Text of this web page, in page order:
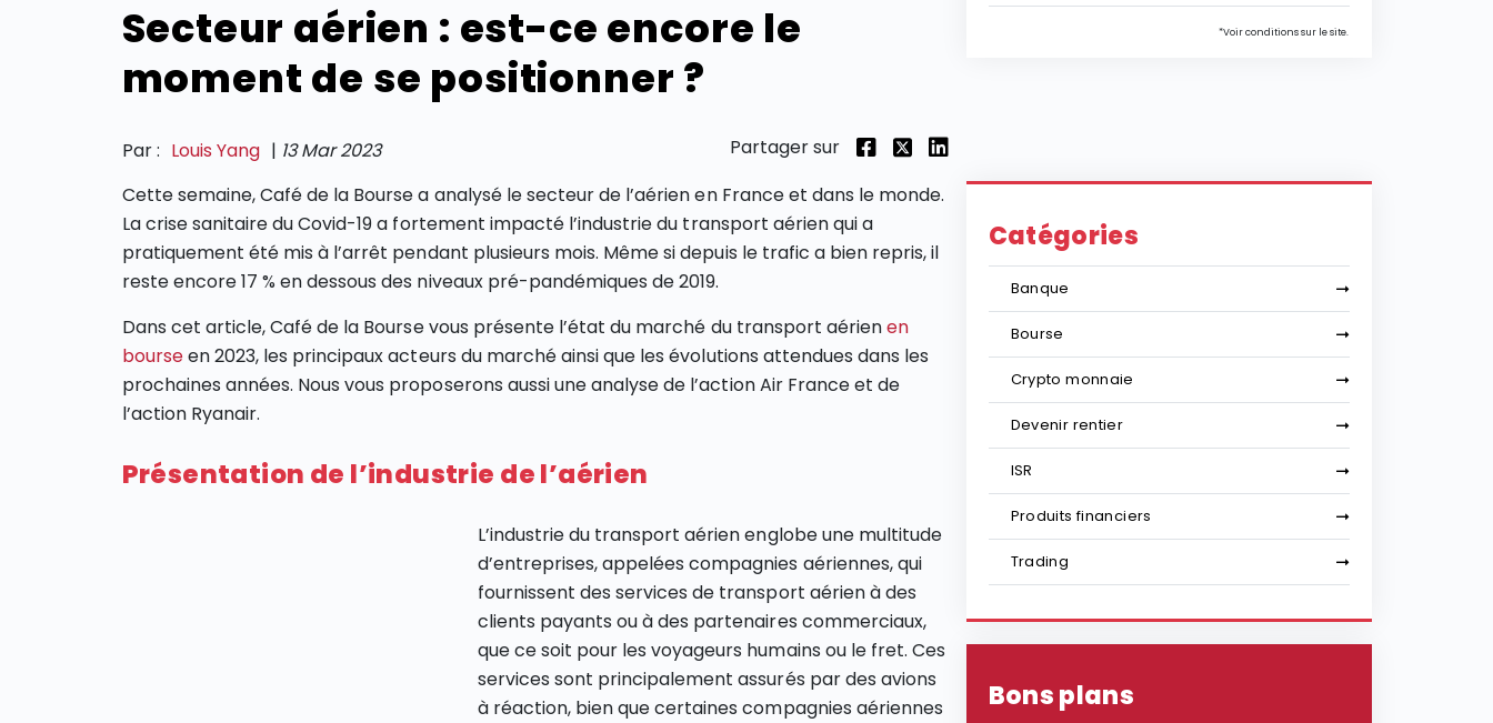
Secteur aérien : est-ce encore le
moment de se positionner ?
Par : Louis Yang | 13 Mar 2023 Partager sur
*Voir conditions sur le site.
Cette semaine, Café de la Bourse a analysé le secteur de l’aérien en France et dans le monde.
La crise sanitaire du Covid-19 a fortement impacté l’industrie du transport aérien qui a
pratiquement été mis à l’arrêt pendant plusieurs mois. Même si depuis le trafic a bien repris, il
reste encore 17 % en dessous des niveaux pré-pandémiques de 2019.
Dans cet article, Café de la Bourse vous présente l’état du marché du transport aérienen
bourseen 2023, les principaux acteurs du marché ainsi que les évolutions attendues dans les
prochaines années. Nous vous proposerons aussi une analyse de l’action Air France et de
l’action Ryanair.
Présentation de l’industrie de l’aérien
L’industrie du transport aérien englobe une multitude
d’entreprises, appelées compagnies aériennes, qui
fournissent des services de transport aérien à des
clients payants ou à des partenaires commerciaux,
que ce soit pour les voyageurs humains ou le fret. Ces
services sont principalement assurés par des avions
à réaction, bien que certaines compagnies aériennes
Catégories
Banque
Bourse
Crypto monnaie
Devenir rentier
ISR
Produits financiers
Trading
Bons plans